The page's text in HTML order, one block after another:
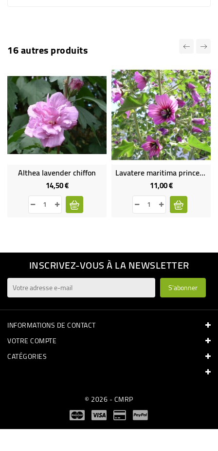
16 autres produits
Althea lavender chiffon
14,50 €Prix
Lavatere maritima princesse de ligne
11,00 €Prix
INSCRIVEZ-VOUS À LA NEWSLETTER
INFORMATIONS DE CONTACT
VOTRE COMPTE
CATÉGORIES
© 2026 - CMRP